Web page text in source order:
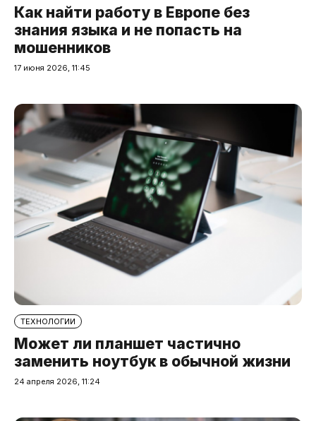
Как найти работу в Европе без
знания языка и не попасть на
мошенников
17 июня 2026, 11:45
ТЕХНОЛОГИИ
Может ли планшет частично
заменить ноутбук в обычной жизни
24 апреля 2026, 11:24